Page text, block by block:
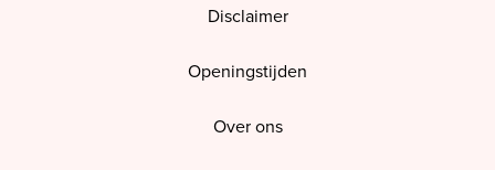
Disclaimer
Openingstijden
Over ons